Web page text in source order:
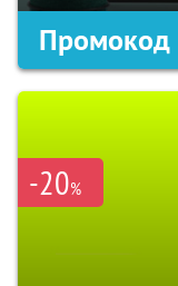
Промокод
-20%